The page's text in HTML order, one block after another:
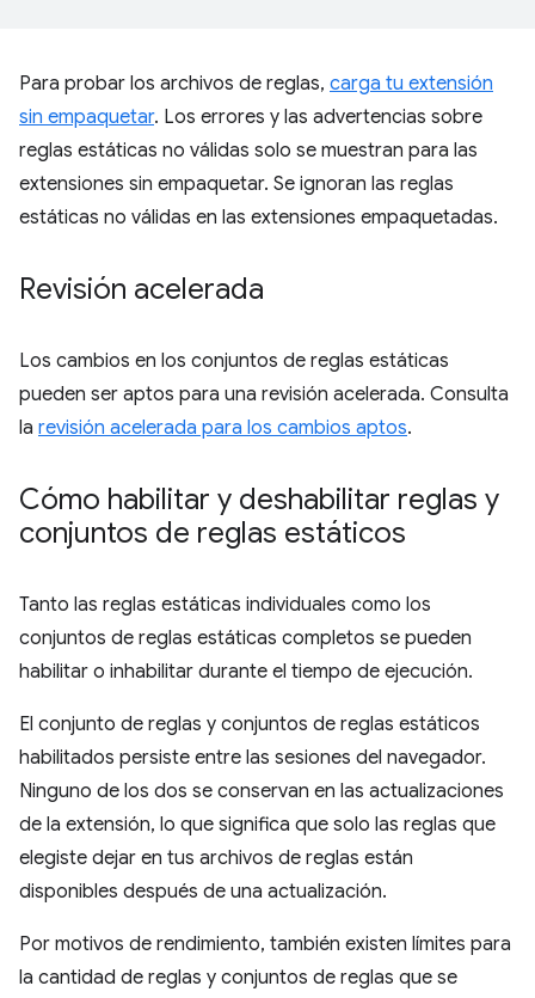
Para probar los archivos de reglas, carga tu extensión
sin empaquetar. Los errores y las advertencias sobre
reglas estáticas no válidas solo se muestran para las
extensiones sin empaquetar. Se ignoran las reglas
estáticas no válidas en las extensiones empaquetadas.
Revisión acelerada
Los cambios en los conjuntos de reglas estáticas
pueden ser aptos para una revisión acelerada. Consulta
la revisión acelerada para los cambios aptos.
Cómo habilitar y deshabilitar reglas y
conjuntos de reglas estáticos
Tanto las reglas estáticas individuales como los
conjuntos de reglas estáticas completos se pueden
habilitar o inhabilitar durante el tiempo de ejecución.
El conjunto de reglas y conjuntos de reglas estáticos
habilitados persiste entre las sesiones del navegador.
Ninguno de los dos se conservan en las actualizaciones
de la extensión, lo que significa que solo las reglas que
elegiste dejar en tus archivos de reglas están
disponibles después de una actualización.
Por motivos de rendimiento, también existen límites para
la cantidad de reglas y conjuntos de reglas que se